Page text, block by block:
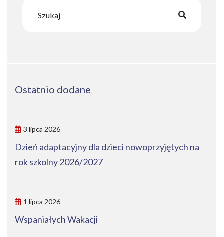
Ostatnio dodane
3 lipca 2026
Dzień adaptacyjny dla dzieci nowoprzyjętych na
rok szkolny 2026/2027
1 lipca 2026
Wspaniałych Wakacji